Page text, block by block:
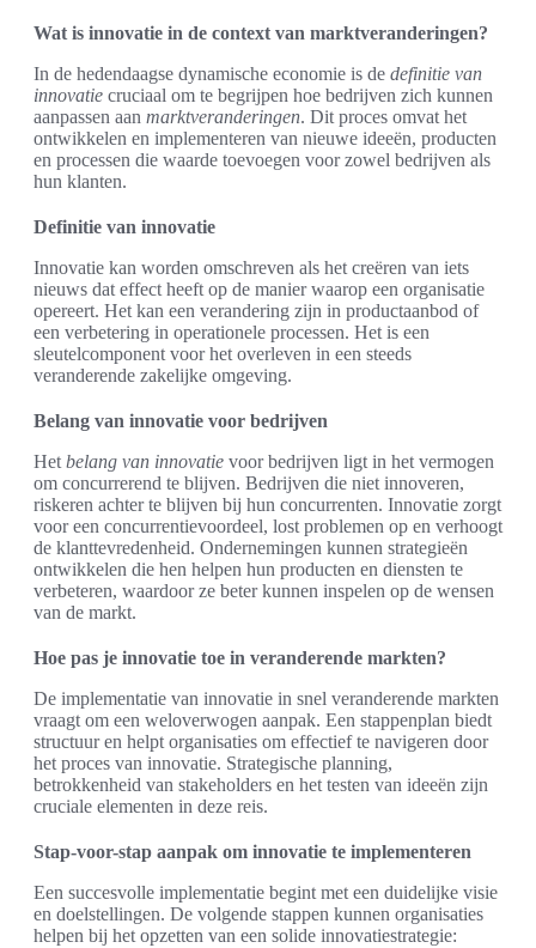
Wat is innovatie in de context van marktveranderingen?
In de hedendaagse dynamische economie is de definitie van
innovatie cruciaal om te begrijpen hoe bedrijven zich kunnen
aanpassen aan marktveranderingen. Dit proces omvat het
ontwikkelen en implementeren van nieuwe ideeën, producten
en processen die waarde toevoegen voor zowel bedrijven als
hun klanten.
Definitie van innovatie
Innovatie kan worden omschreven als het creëren van iets
nieuws dat effect heeft op de manier waarop een organisatie
opereert. Het kan een verandering zijn in productaanbod of
een verbetering in operationele processen. Het is een
sleutelcomponent voor het overleven in een steeds
veranderende zakelijke omgeving.
Belang van innovatie voor bedrijven
Het belang van innovatie voor bedrijven ligt in het vermogen
om concurrerend te blijven. Bedrijven die niet innoveren,
riskeren achter te blijven bij hun concurrenten. Innovatie zorgt
voor een concurrentievoordeel, lost problemen op en verhoogt
de klanttevredenheid. Ondernemingen kunnen strategieën
ontwikkelen die hen helpen hun producten en diensten te
verbeteren, waardoor ze beter kunnen inspelen op de wensen
van de markt.
Hoe pas je innovatie toe in veranderende markten?
De implementatie van innovatie in snel veranderende markten
vraagt om een weloverwogen aanpak. Een stappenplan biedt
structuur en helpt organisaties om effectief te navigeren door
het proces van innovatie. Strategische planning,
betrokkenheid van stakeholders en het testen van ideeën zijn
cruciale elementen in deze reis.
Stap-voor-stap aanpak om innovatie te implementeren
Een succesvolle implementatie begint met een duidelijke visie
en doelstellingen. De volgende stappen kunnen organisaties
helpen bij het opzetten van een solide innovatiestrategie: